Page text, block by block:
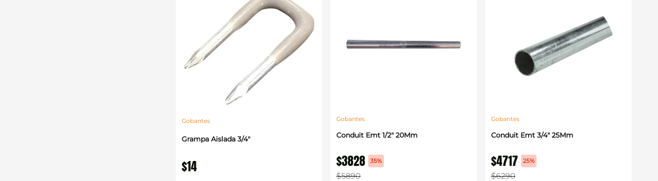
Gobantes
Grampa Aislada 3/4″
$14
Gobantes
Conduit Emt 1/2" 20Mm
$3828 35%
$5890
Gobantes
Conduit Emt 3/4" 25Mm
$4717 25%
$6290